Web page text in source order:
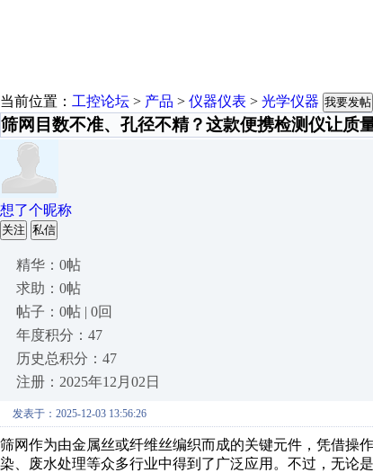
当前位置： 工控论坛 > 产品 > 仪器仪表 > 光学仪器 我要发帖
筛网目数不准、孔径不精？这款便携检测仪让质
想了个昵称
关注 私信
精华：0帖
求助：0帖
帖子：0帖 | 0回
年度积分：47
历史总积分：47
注册：2025年12月02日
发表于：2025-12-03 13:56:26
筛网作为由金属丝或纤维丝编织而成的关键元件，凭借操
染、废水处理等众多行业中得到了广泛应用。不过，无论